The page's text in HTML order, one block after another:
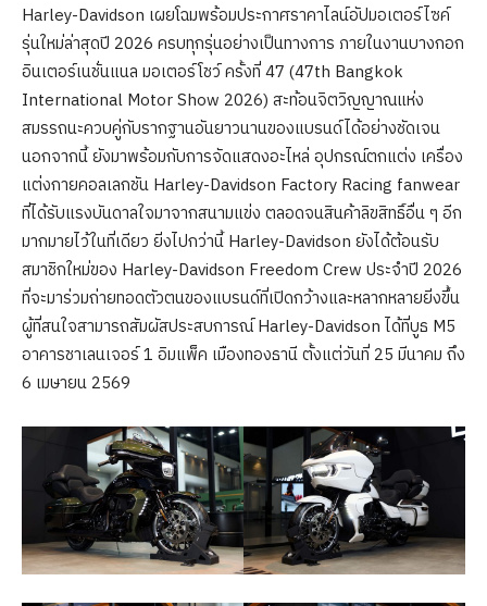
Harley-Davidson เผยโฉมพร้อมประกาศราคาไลน์อัปมอเตอร์ไซค์
รุ่นใหม่ล่าสุดปี 2026 ครบทุกรุ่นอย่างเป็นทางการ ภายในงานบางกอก
อินเตอร์เนชั่นแนล มอเตอร์โชว์ ครั้งที่ 47 (47th Bangkok
International Motor Show 2026) สะท้อนจิตวิญญาณแห่ง
สมรรถนะควบคู่กับรากฐานอันยาวนานของแบรนด์ได้อย่างชัดเจน
นอกจากนี้ ยังมาพร้อมกับการจัดแสดงอะไหล่ อุปกรณ์ตกแต่ง เครื่อง
แต่งกายคอลเลกชัน Harley-Davidson Factory Racing fanwear
ที่ได้รับแรงบันดาลใจมาจากสนามแข่ง ตลอดจนสินค้าลิขสิทธิ์อื่น ๆ อีก
มากมายไว้ในที่เดียว ยิ่งไปกว่านี้ Harley-Davidson ยังได้ต้อนรับ
สมาชิกใหม่ของ Harley-Davidson Freedom Crew ประจำปี 2026
ที่จะมาร่วมถ่ายทอดตัวตนของแบรนด์ที่เปิดกว้างและหลากหลายยิ่งขึ้น
ผู้ที่สนใจสามารถสัมผัสประสบการณ์ Harley-Davidson ได้ที่บูธ M5
อาคารชาเลนเจอร์ 1 อิมแพ็ค เมืองทองธานี ตั้งแต่วันที่ 25 มีนาคม ถึง
6 เมษายน 2569